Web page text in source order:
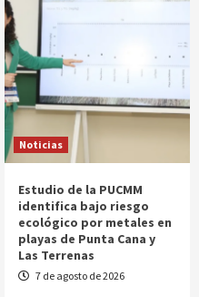
Noticias
Estudio de la PUCMM
identifica bajo riesgo
ecológico por metales en
playas de Punta Cana y
Las Terrenas
7 de agosto de 2026